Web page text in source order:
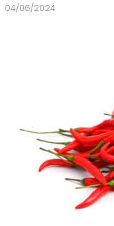
04/06/2024